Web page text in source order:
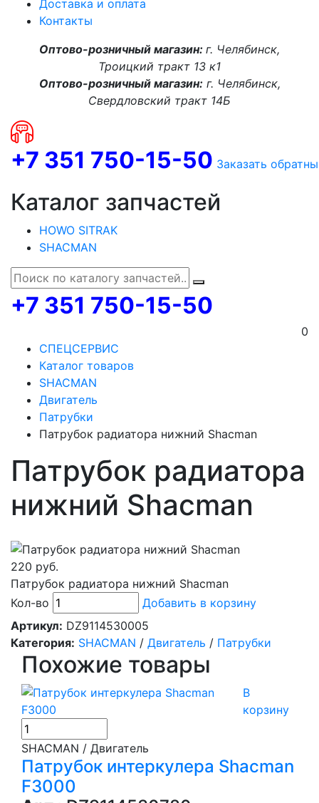
Доставка и оплата
Контакты
Оптово-розничный магазин: г. Челябинск,
Троицкий тракт 13 к1
Оптово-розничный магазин:г. Челябинск,
Свердловский тракт 14Б
+7 351 750-15-50 Заказать
Каталог запчастей
HOWO SITRAK
SHACMAN
+7 351 750-15-50
0
СПЕЦСЕРВИС
Каталог товаров
SHACMAN
Двигатель
Патрубки
Патрубок радиатора нижний Shacman
Патрубок радиатора
нижний Shacman
220 руб.
Патрубок радиатора нижний Shacman
Кол-во
Добавить в корзину
Артикул: DZ9114530005
Категория: SHACMAN / Двигатель / Патрубки
Похожие товары
В
корзину
SHACMAN / Двигатель
Патрубок интеркулера Shacman
F3000